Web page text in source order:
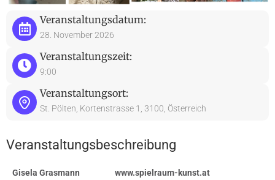
Veranstaltungsdatum:
28. November 2026
Veranstaltungszeit:
9:00
Veranstaltungsort:
St. Pölten, Kortenstrasse 1, 3100, Österreich
Veranstaltungsbeschreibung
Gisela Grasmann www.spielraum-kunst.at